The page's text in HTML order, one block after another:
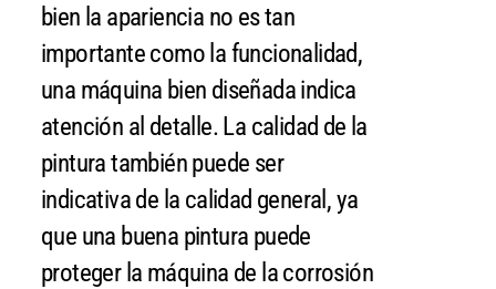
bien la apariencia no es tan
importante como la funcionalidad,
una máquina bien diseñada indica
atención al detalle. La calidad de la
pintura también puede ser
indicativa de la calidad general, ya
que una buena pintura puede
proteger la máquina de la corrosión